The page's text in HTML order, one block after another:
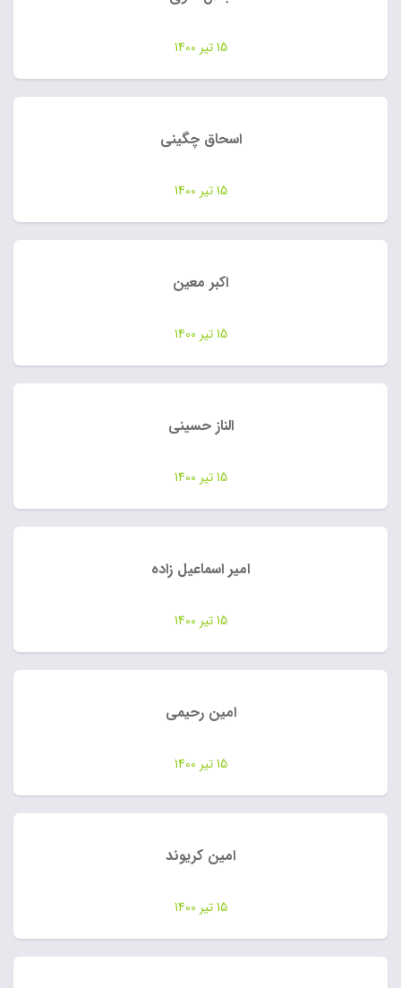
15 تیر 1400
اسحاق چگینی
15 تیر 1400
اکبر معین
15 تیر 1400
الناز حسینی
15 تیر 1400
امیر اسماعیل زاده
15 تیر 1400
امین رحیمی
15 تیر 1400
امین کریوند
15 تیر 1400